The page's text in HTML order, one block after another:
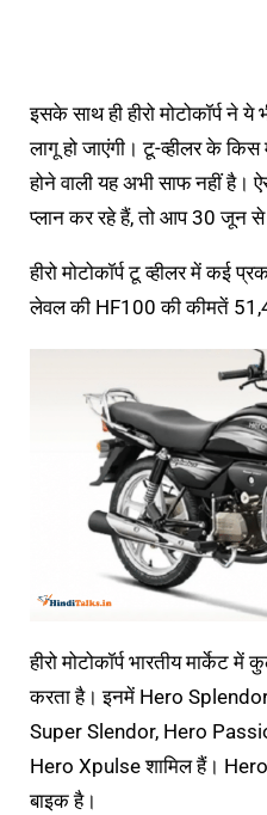
इसके साथ ही हीरो मोटोकॉर्प ने
लागू हो जाएंगी। टू-व्हीलर के
होने वाली यह अभी साफ नहीं
प्लान कर रहे हैं, तो आप 30 जून
हीरो मोटोकॉर्प टू व्हीलर में कई
लेवल की HF100 की कीमतें
हीरो मोटोकॉर्प भारतीय मार्केट
करता है। इनमें Hero
Super Slendor, Hero
Hero Xpulse शामिल हैं।
बाइक है।